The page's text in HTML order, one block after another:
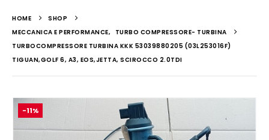
HOME
SHOP
MECCANICA E PERFORMANCE,
TURBO COMPRESSORE- TURBINA
TURBOCOMPRESSORE TURBINA KKK 53039880205 (03L253016F)
TIGUAN,GOLF 6, A3, EOS,JETTA, SCIROCCO 2.0TDI
-11%